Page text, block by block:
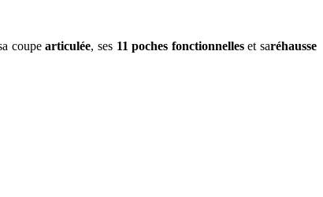
coupearticulée, ses 11 poches fonctionnelleset saréhausse